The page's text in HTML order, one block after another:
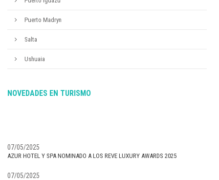
Puerto Madryn
Salta
Ushuaia
NOVEDADES EN TURISMO
07/05/2025
AZUR HOTEL Y SPA NOMINADO A LOS REVE LUXURY AWARDS 2025
07/05/2025